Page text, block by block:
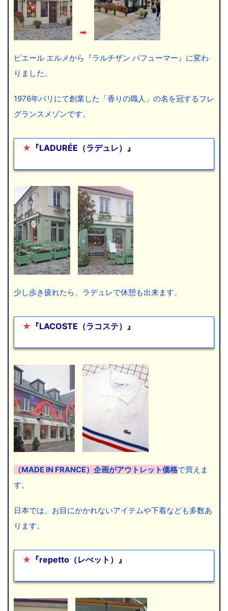
➡
ピエール エルメから『ラルチザン パフューマー』に変わ
りました。
1976年パリにて創業した「香りの職人」の名を冠するフレ
グランスメゾンです。
★ 『LADURÉE（ラデュレ）』
少し歩き疲れたら、ラデュレで休憩も出来ます。
★ 『LACOSTE（ラコステ）』
（MADE IN FRANCE）企画がアウトレット価格で買えま
す。
日本では、お目にかかれないアイテムや下着なども多数あ
ります。
★ 『repetto（レぺット）』